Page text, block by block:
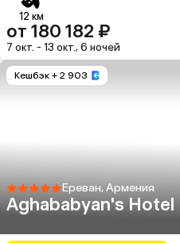
12 км
от 180 182 ₽
7 окт. - 13 окт., 6 ночей
Кешбэк + 2 903
Ереван, Армения
Aghababyan's Hotel